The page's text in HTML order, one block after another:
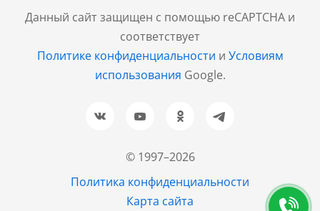
© 1997–2026
Политика конфиденциальности
Карта сайта
Данный сайт защищен с помощью reCAPTCHA и
соответствует
Политике конфиденциальности и Условиям
использования Google.
Санкт-Петербург
+7 (812) 600-77-33
Барнаул
+7 (961) 999-93-93
Новосибирск
+7 (843) 202-37-37